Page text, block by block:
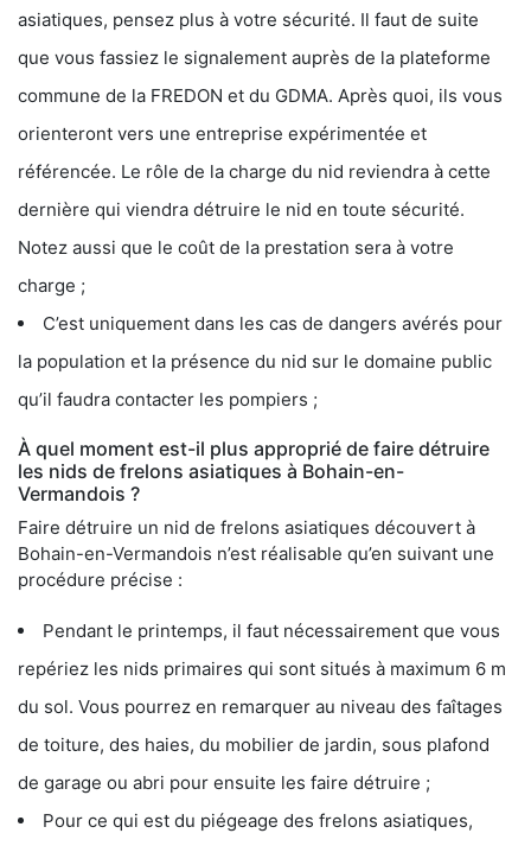
asiatiques, pensez plus à votre sécurité. Il faut de suite
que vous fassiez le signalement auprès de la plateforme
commune de la FREDON et du GDMA. Après quoi, ils vous
orienteront vers une entreprise expérimentée et
référencée. Le rôle de la charge du nid reviendra à cette
dernière qui viendra détruire le nid en toute sécurité.
Notez aussi que le coût de la prestation sera à votre
charge ;
C’est uniquement dans les cas de dangers avérés pour
la population et la présence du nid sur le domaine public
qu’il faudra contacter les pompiers ;
À quel moment est-il plus approprié de faire détruire
les nids de frelons asiatiques à Bohain-en-
Vermandois ?
Faire détruire un nid de frelons asiatiques découvert à
Bohain-en-Vermandois n’est réalisable qu’en suivant une
procédure précise :
Pendant le printemps, il faut nécessairement que vous
repériez les nids primaires qui sont situés à maximum 6 m
du sol. Vous pourrez en remarquer au niveau des faîtages
de toiture, des haies, du mobilier de jardin, sous plafond
de garage ou abri pour ensuite les faire détruire ;
Pour ce qui est du piégeage des frelons asiatiques,